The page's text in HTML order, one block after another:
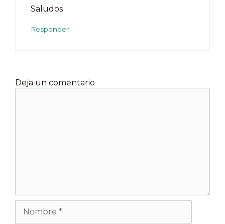
Saludos
Responder
Deja un comentario
Nombre